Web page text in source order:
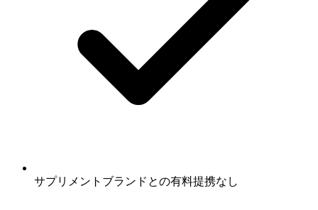
サプリメントブランドとの有料提携なし